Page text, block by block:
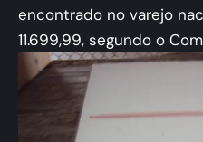
encontrado no varejo
11.699,99, segundo o